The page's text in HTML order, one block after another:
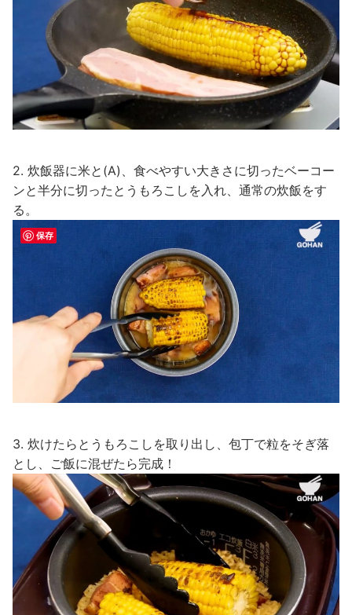
2. 炊飯器に米と(A)、食べやすい大きさに切ったベーコー
ンと半分に切ったとうもろこしを入れ、通常の炊飯をす
る。
3. 炊けたらとうもろこしを取り出し、包丁で粒をそぎ落
とし、ご飯に混ぜたら完成！
保存